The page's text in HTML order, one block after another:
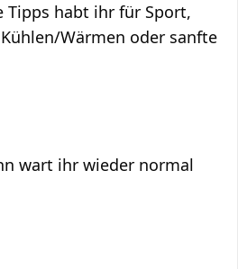
Tipps habt ihr für Sport,
Wärmen oder sanfte
wart ihr wieder normal